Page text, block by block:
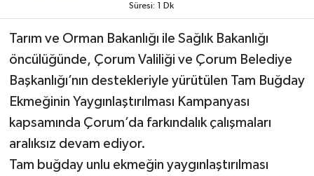
Süresi: 1 Dk
Tarım ve Orman Bakanlığı ile Sağlık Bakanlığı
öncülüğünde, Çorum Valiliği ve Çorum Belediye
Başkanlığı’nın destekleriyle yürütülen Tam Buğday
Ekmeğinin Yaygınlaştırılması Kampanyası
kapsamında Çorum’da farkındalık çalışmaları
aralıksız devam ediyor.
Tam buğday unlu ekmeğin yaygınlaştırılması
Oğuzlar
Ortaköy
Osmancık
Sungurlu
Uğurludağ